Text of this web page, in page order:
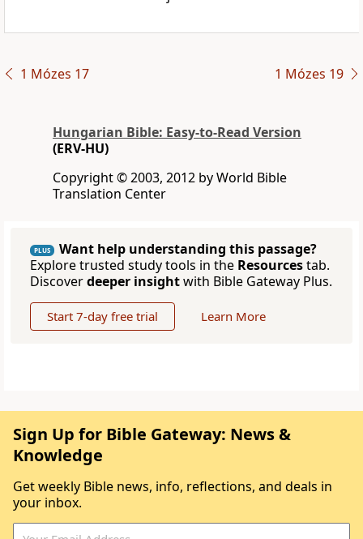
1 Mózes 17 1 Mózes 19
Hungarian Bible: Easy-to-Read Version
(ERV-HU)
Copyright © 2003, 2012 by World Bible
Translation Center
PLUS
Want help understanding this passage?
Explore trusted study tools in the Resourcestab.
Discoverdeeper insightwith Bible Gateway Plus.
Start 7-day free trial Learn More
Sign Up for Bible Gateway: News &
Knowledge
Get weekly Bible news, info, reflections, and deals in
your inbox.